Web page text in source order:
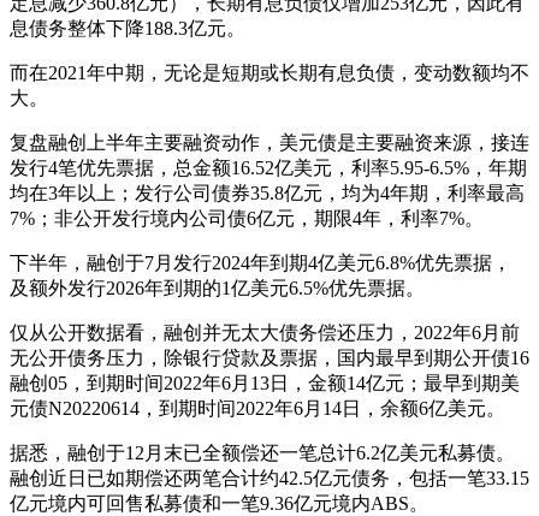
息债务整体下降188.3亿元。
而在2021年中期，无论是短期或长期有息负债，变动数额均不
大。
复盘融创上半年主要融资动作，美元债是主要融资来源，接连
发行4笔优先票据，总金额16.52亿美元，利率5.95-6.5%，年期
均在3年以上；发行公司债券35.8亿元，均为4年期，利率最高
7%；非公开发行境内公司债6亿元，期限4年，利率7%。
下半年，融创于7月发行2024年到期4亿美元6.8%优先票据，
及额外发行2026年到期的1亿美元6.5%优先票据。
仅从公开数据看，融创并无太大债务偿还压力，2022年6月前
无公开债务压力，除银行贷款及票据，国内最早到期公开债16
融创05，到期时间2022年6月13日，金额14亿元；最早到期美
元债N20220614，到期时间2022年6月14日，余额6亿美元。
据悉，融创于12月末已全额偿还一笔总计6.2亿美元私募债。
融创近日已如期偿还两笔合计约42.5亿元债务，包括一笔33.15
亿元境内可回售私募债和一笔9.36亿元境内ABS。